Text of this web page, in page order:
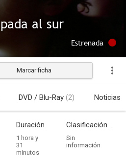
al sur
Estrenada
Marcar ficha
DVD / Blu-Ray (2) Noticias
Duración
1 hora y
31
minutos
Clasificación por edades
Sin
información